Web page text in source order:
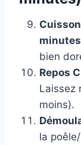
minutes
bien
Repos
Laissez
moins).
la